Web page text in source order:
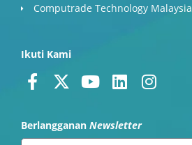
Computrade Technology Malaysia
Ikuti Kami
F
a
e
X
w
Y
t
L
i
k
I
n
Berlangganan Newsletter